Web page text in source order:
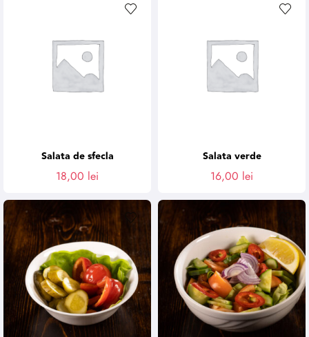
Salata de sfecla
18,00 lei
Salata verde
16,00 lei